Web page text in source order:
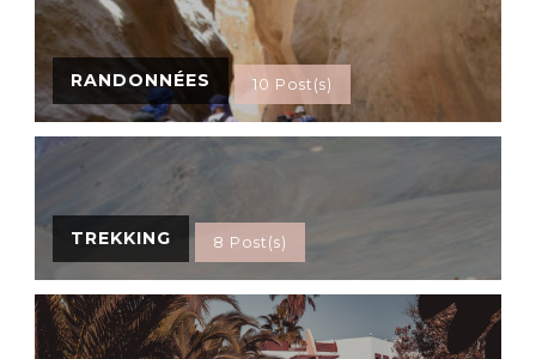
RANDONNÉES 10 Post(s)
TREKKING 8 Post(s)